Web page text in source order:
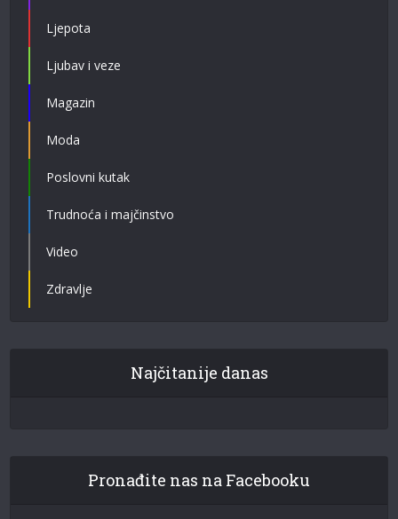
Ljepota
Ljubav i veze
Magazin
Moda
Poslovni kutak
Trudnoća i majčinstvo
Video
Zdravlje
Najčitanije danas
Pronađite nas na Facebooku